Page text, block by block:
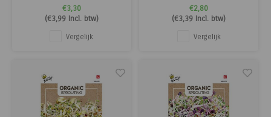
een kruidige, lichte smaak. Deze
spruitgroente is ideaal als
toevoeging bij salades,
sandwiches, eiergerechten of als
€3,30
(€3,99Incl. btw)
Vergelijk
nootachtige smaak en een
subtiele peperige toets. Deze
jonge blaadjes zijn perfect voor
salades, broodjes, dips,
€2,80
(€3,39 Incl. btw)
Vergelijk